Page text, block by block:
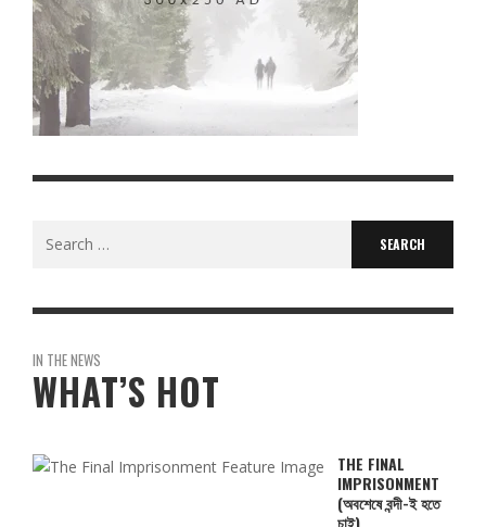
IN THE NEWS
WHAT’S HOT
THE FINAL
IMPRISONMENT
(অবশেষে বন্দী-ই হতে
চাই)